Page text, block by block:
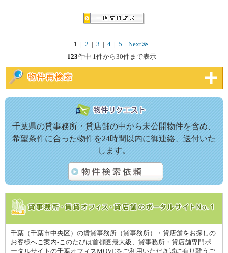
千葉県の貸事務所・貸店舗の中から未公開物件を含め、
希望条件に合った物件を24時間以内に御連絡、送付いた
します。
千葉（千葉市中央区）の賃貸事務所（貸事務所）・貸店舗をお探しの
お客様へご案内-このたびは首都圏最大級、貸事務所・貸店舗専門ポ
ータルサイトの千葉オフィスMOVEをご利用いただき誠に有り難うご
1 2 3 4| 5
Next≫
123件中 1件から30件まで表示